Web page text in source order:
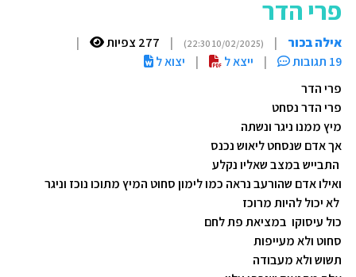
פרי הדר
אילה בכור |
(10/02/2025 22:30)
| 277 צפיות
|
19 תגובות
| ייצא ל |
יצוא ל
פרי הדר
פרי הדר נסחט
מיץ ממנו ניגר ונשתה
אך אדם שנסחט ליאוש נכנס
התבייש במצב שאליו נקלע
ואילו אדם שהורעב נראה כמו לימון סחוט המיץ מתוכו נוכז וניגר
לא יכול להיות מרוכז
כול עיסוקו במציאת פת לחם
סחוט ולא מעייפות
תשוש ולא מעבודה